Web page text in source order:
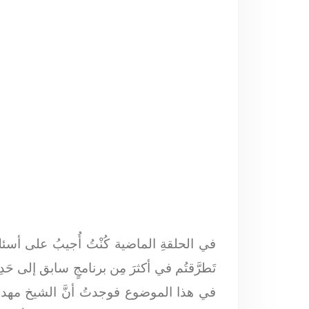
في الحلقةِ الماضية كُنْتُ أُجيبُ على
تَطرَّقتُم في أكثرَ مِن برنامجٍ سابق إلى
في هذا الموضوع فوجدتُ أنَّ الشيخ